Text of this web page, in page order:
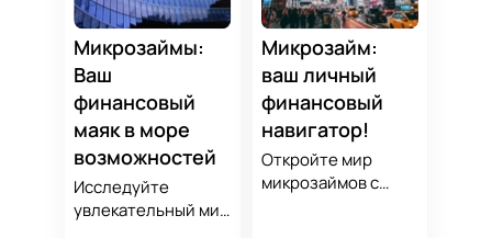
безопасность. Ваш
компас в мире
микрокредитов!
финансам здесь!
Микрозаймы:
Ваш
финансовый
маяк в море
возможностей
Исследуйте
увлекательный мир
Микрозайм:
ваш личный
финансовый
навигатор!
Откройте мир
микрозаймов с